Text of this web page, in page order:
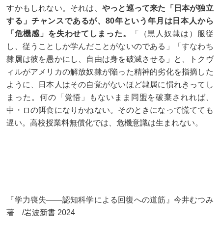
すかもしれない。それは、 やっと巡って来た「日本が独立
する」チャンスであるが、80年という年月は日本人から
「危機感」を失わせてしまった。
「（黒人奴隷は）服従
し、従うことしか学んだことがないのである」「すなわち
隷属は彼を愚かにし、自由は身を破滅させる」と、トクヴ
ィルがアメリカの解放奴隷が陥った精神的劣化を指摘した
ように、日本人はその自覚がないほど隷属に慣れきってし
まった。何の「覚悟」もないまま同盟を破棄されれば、
中・ロの餌食になりかねない。そのときになって慌てても
遅い。高校授業料無償化では、危機意識は生まれない。
『学力喪失——認知科学による回復への道筋』今井むつみ
著 /岩波新書 2024